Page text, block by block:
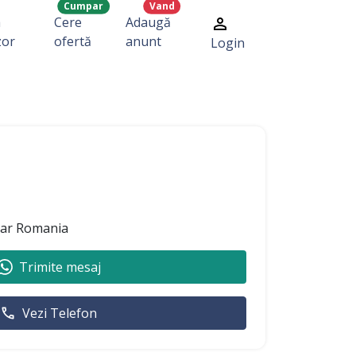
Cere
ofertă
Cumpar
Adaugă
anunt
Vand
Login
Romania
Trimite mesaj
Vezi Telefon